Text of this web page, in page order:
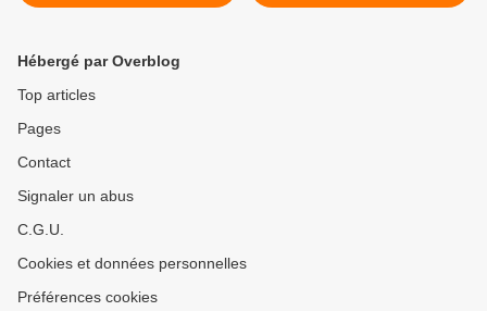
Hébergé par Overblog
Top articles
Pages
Contact
Signaler un abus
C.G.U.
Cookies et données personnelles
Préférences cookies